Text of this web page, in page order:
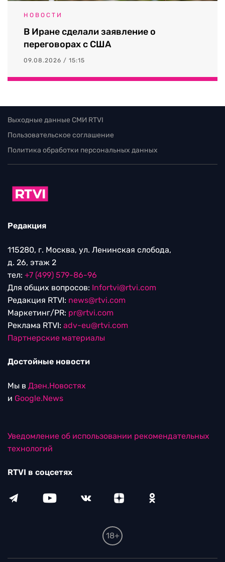
НОВОСТИ
В Иране сделали заявление о
переговорах с США
09.08.2026 / 15:15
Выходные данные СМИ RTVI
Пользовательское соглашение
Политика обработки персональных данных
Редакция
115280, г. Москва, ул. Ленинская слобода,
д. 26, этаж 2
тел: +7 (499) 579-86-96
Для общих вопросов: Infortvi@rtvi.com
Редакция RTVI: news@rtvi.com
Маркетинг/PR: pr@rtvi.com
Реклама RTVI: adv-eu@rtvi.com
Партнерские материалы
Достойные новости
Мы в Дзен.Новостях
и Google.News
Уведомление об использовании рекомендательных
технологий
RTVI в соцсетях
18+